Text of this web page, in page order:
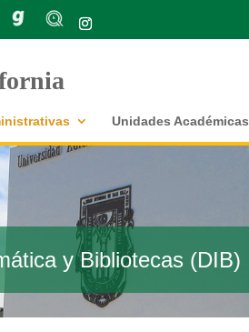
Unidades Académicas
y Bibliotecas (DIB)